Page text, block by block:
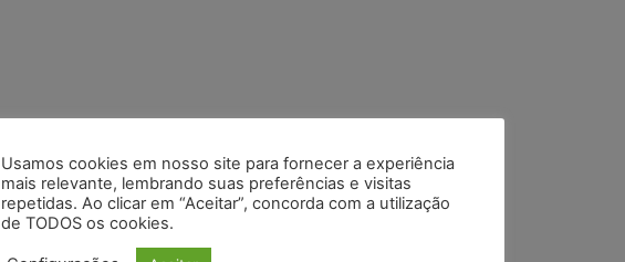
Usamos cookies em nosso site para fornecer a experiência
mais relevante, lembrando suas preferências e visitas
repetidas. Ao clicar em “Aceitar”, concorda com a utilização
de TODOS os cookies.